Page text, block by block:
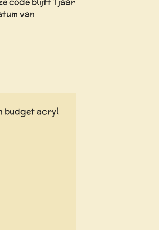
van
budget acryl